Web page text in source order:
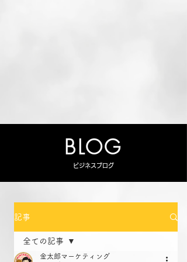
BLOG
ビジネスブログ
記事
全ての記事
金太郎マーケティング